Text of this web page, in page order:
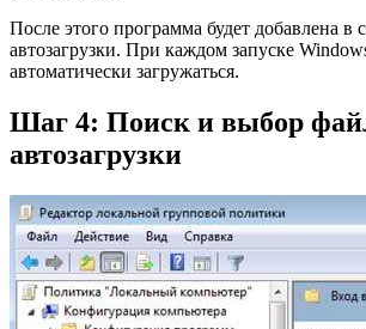
После этого программа будет добавлена в
автозагрузки. При каждом запуске
автоматически загружаться.
Шаг 4: Поиск и выбор
автозагрузки